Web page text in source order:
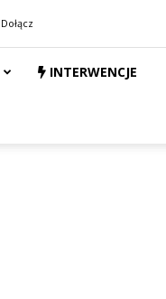
INTERWENCJE